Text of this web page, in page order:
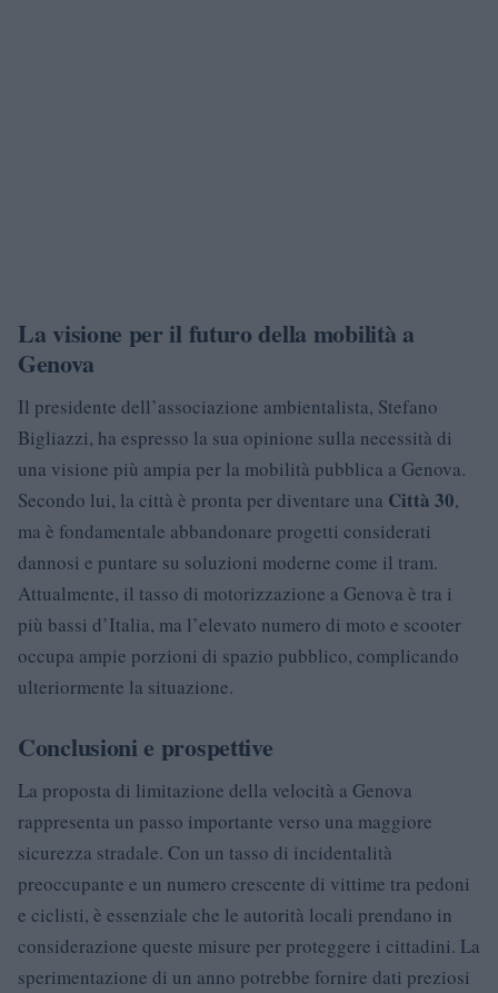
La visione per il futuro della mobilità a
Genova
Il presidente dell’associazione ambientalista, Stefano
Bigliazzi, ha espresso la sua opinione sulla necessità di
una visione più ampia per la mobilità pubblica a Genova.
Secondo lui, la città è pronta per diventare una Città 30,
ma è fondamentale abbandonare progetti considerati
dannosi e puntare su soluzioni moderne come il tram.
Attualmente, il tasso di motorizzazione a Genova è tra i
più bassi d’Italia, ma l’elevato numero di moto e scooter
occupa ampie porzioni di spazio pubblico, complicando
ulteriormente la situazione.
Conclusioni e prospettive
La proposta di limitazione della velocità a Genova
rappresenta un passo importante verso una maggiore
sicurezza stradale. Con un tasso di incidentalità
preoccupante e un numero crescente di vittime tra pedoni
e ciclisti, è essenziale che le autorità locali prendano in
considerazione queste misure per proteggere i cittadini. La
sperimentazione di un anno potrebbe fornire dati preziosi